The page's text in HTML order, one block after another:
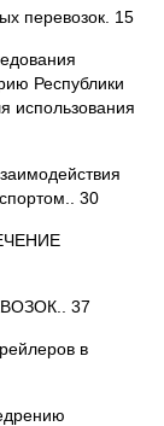
перевозок. 15
Республики
использования
30
37
в